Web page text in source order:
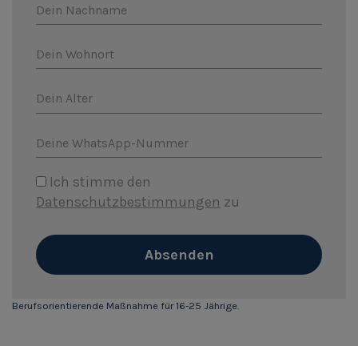
Dein Nachname
Dein Wohnort
Dein Alter
Deine WhatsApp-Nummer
Ich stimme den
Datenschutzbestimmungen zu
Absenden
Berufsorientierende Maßnahme für 16-25 Jährige.